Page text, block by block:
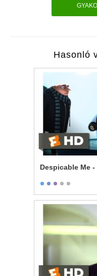
Hasonló
Despicable Me